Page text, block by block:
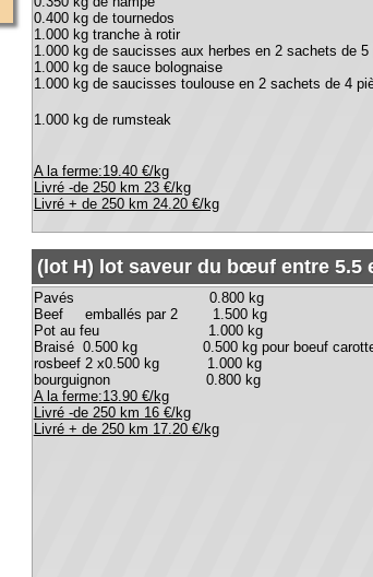
(lot H) lot saveur du bœuf entre 5.5 et 6 kg
Pavés 0.800 kg
Beef emballés par 2 1.500 kg
Pot au feu 1.000 kg
rosbeef 2 x0.500 kg 1.000 kg
Livré -de 250 km 16 €/kg
Livré + de 250 km 17.20 €/kg
(lot J) Lot vendangeur entre 10 et 11 kg," le
braisé 3.000 kg
bourguignon 3.200 kg
pot au feu 4.000 kg